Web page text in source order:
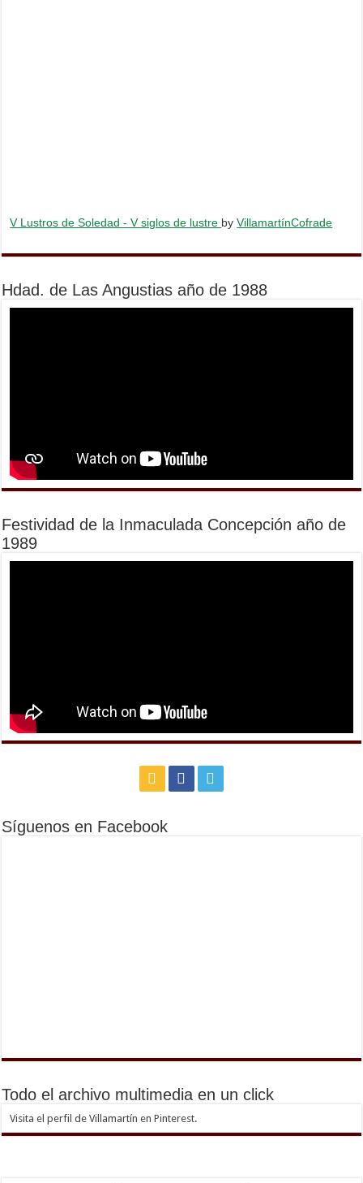
V Lustros de Soledad - V siglos de lustre byVillamartínCofrade
Hdad. de Las Angustias año de 1988
Festividad de la Inmaculada Concepción año de
1989
Síguenos en Facebook
Todo el archivo multimedia en un click
Visita el perfil de Villamartín en Pinterest.